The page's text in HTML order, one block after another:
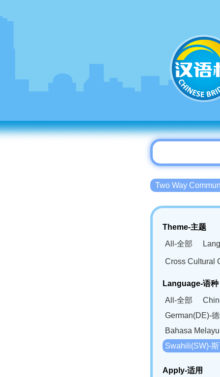
Two Way
Theme-主题
All-全部
Cross Cultural
Language-语种
All-全部
German(DE)-
Bahasa
Swahili(SW)-
Apply-适用